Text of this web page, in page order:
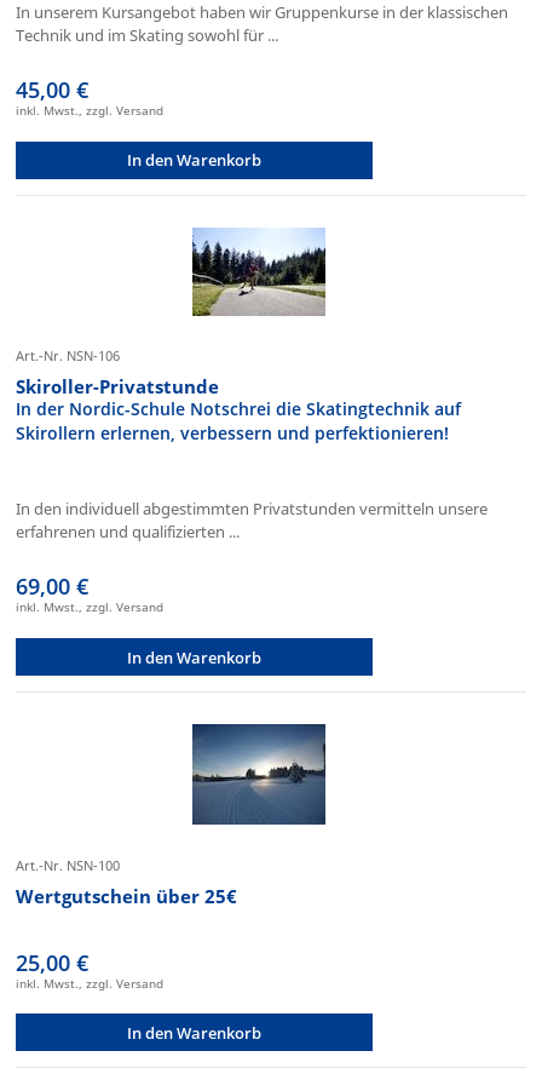
In unserem Kursangebot haben wir Gruppenkurse in der klassischen
Technik und im Skating sowohl für ...
45,00 €
inkl. Mwst., zzgl. Versand
In den Warenkorb
Art.-Nr. NSN-106
Skiroller-Privatstunde
In der Nordic-Schule Notschrei die Skatingtechnik auf
Skirollern erlernen, verbessern und perfektionieren!
In den individuell abgestimmten Privatstunden vermitteln unsere
erfahrenen und qualifizierten ...
69,00 €
inkl. Mwst., zzgl. Versand
In den Warenkorb
Art.-Nr. NSN-100
Wertgutschein über 25€
25,00 €
inkl. Mwst., zzgl. Versand
In den Warenkorb